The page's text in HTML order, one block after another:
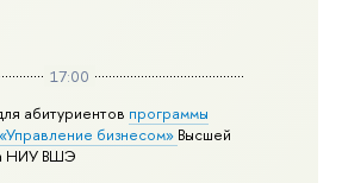
17:00
абитуриентов программы
бизнесом» Высшей
НИУ ВШЭ